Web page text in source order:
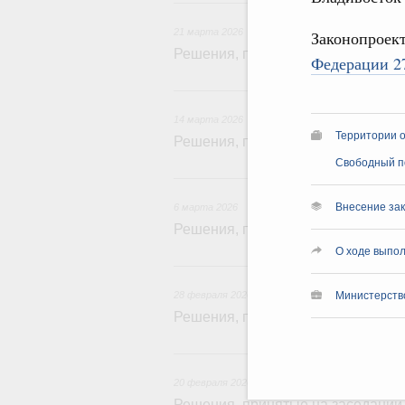
Федерации
Территории
Свободный
Внесение
О ходе
Решения, принятые на
Решения, принятые на
Решения, принятые на
Решения, принятые на